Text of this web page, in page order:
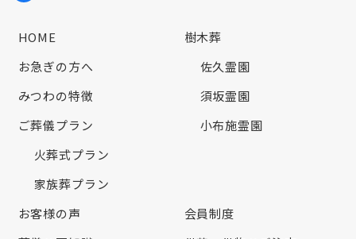
HOME
お急ぎの方へ
みつわの特徴
ご葬儀プラン
火葬式プラン
家族葬プラン
樹木葬
佐久霊園
須坂霊園
小布施霊園
お客様の声
会員制度